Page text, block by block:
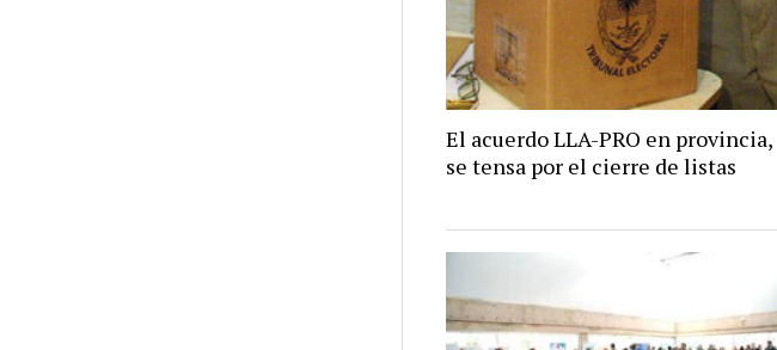
El acuerdo LLA-PRO en provincia,
se tensa por el cierre de listas